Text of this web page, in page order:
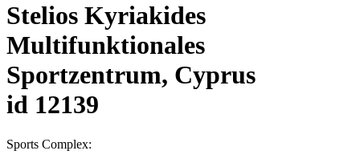
Stelios Kyriakides
Multifunktionales
Sportzentrum, Cyprus
id 12139
Sports Complex: